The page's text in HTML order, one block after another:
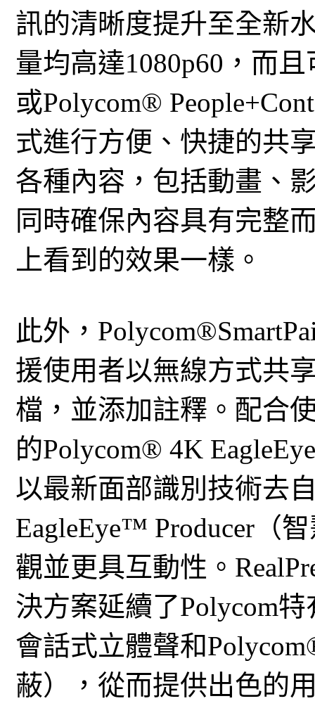
訊的清晰度提升至全新
量均高達1080p60，而
或Polycom®
式進行方便、快捷的共
各種內容，包括動畫、
同時確保內容具有完整
上看到的效果一樣。
此外，
援使用者以無線方式共
檔，並添加註釋。配合
的Polycom® 4K
以最新面部識別技術去
EagleEye™ Producer（
觀並更具互動性。
決方案延續了Polycom
會話式立體聲和
蔽），從而提供出色的